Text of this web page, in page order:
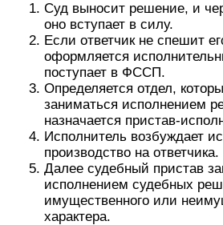
Суд выносит решение, и
оно вступает в силу.
Если ответчик не спешит
оформляется
поступает в ФССП.
Определяется отдел,
заниматься исполнением
назначается пристав-
Исполнитель возбуждает
производство на ответчика.
Далее судебный пристав
исполнением судебных
имущественного или
характера.